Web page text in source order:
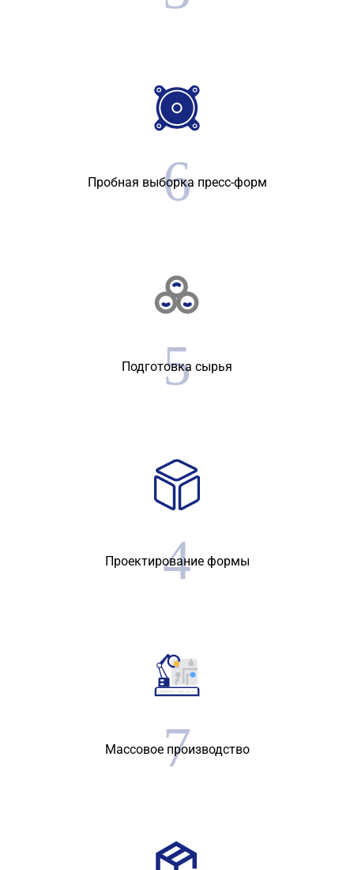
Пробная выборка пресс-форм
Подготовка сырья
Проектирование формы
Массовое производство